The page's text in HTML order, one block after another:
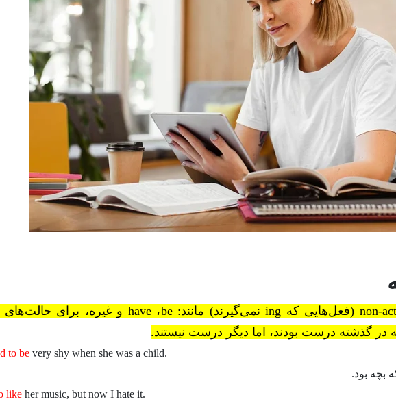
non- (فعل‌هایی که ingنمی‌گیرند) مانند:be،have و غیره، برای
در گذشته درست بودند، اما دیگر درست نیستند.
.She
to be very shy when she was a child
بچه بود.
.I
like her music, but now I hate it